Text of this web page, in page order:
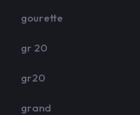
gourette
gr 20
gr20
grand